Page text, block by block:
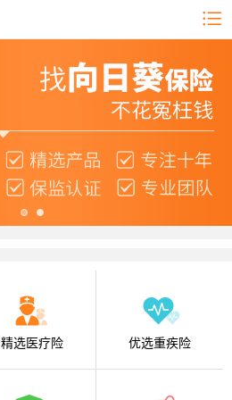
精选医疗险 优选重疾险